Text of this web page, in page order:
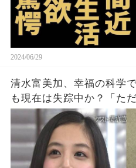
2024/06/29
清水富美加、幸福の科学
も現在は失踪中か？「た
て欲しい」